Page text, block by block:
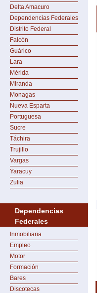
Delta Amacuro
Dependencias Federales
Distrito Federal
Falcón
Guárico
Lara
Mérida
Miranda
Monagas
Nueva Esparta
Portuguesa
Sucre
Táchira
Trujillo
Vargas
Yaracuy
Zulia
Dependencias
Federales
Inmobiliaria
Empleo
Motor
Formación
Bares
Discotecas